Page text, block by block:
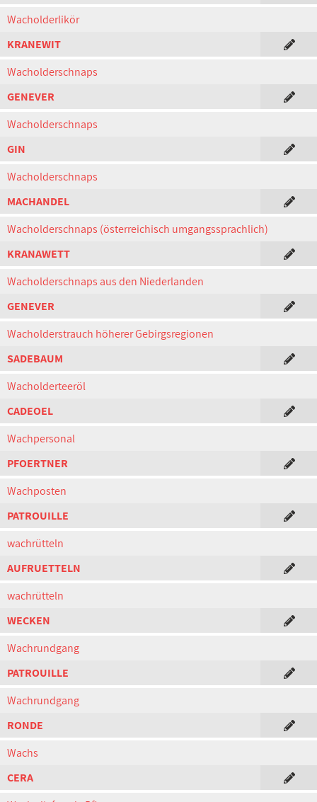
Wacholderlikör
KRANEWIT
Wacholderschnaps
GENEVER
Wacholderschnaps
GIN
Wacholderschnaps
MACHANDEL
Wacholderschnaps (österreichisch umgangssprachlich)
KRANAWETT
Wacholderschnaps aus den Niederlanden
GENEVER
Wacholderstrauch höherer Gebirgsregionen
SADEBAUM
Wacholderteeröl
CADEOEL
Wachpersonal
PFOERTNER
Wachposten
PATROUILLE
wachrütteln
AUFRUETTELN
wachrütteln
WECKEN
Wachrundgang
PATROUILLE
Wachrundgang
RONDE
Wachs
CERA